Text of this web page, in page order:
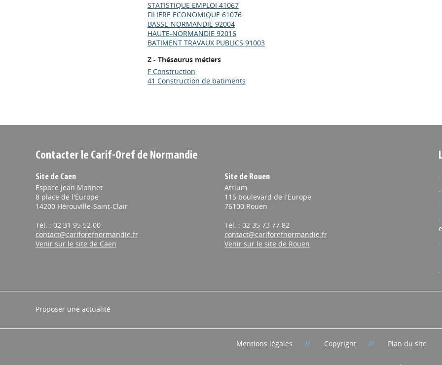
STATISTIQUE EMPLOI 41067
FILIERE ECONOMIQUE 61076
BASSE-NORMANDIE 92004
HAUTE-NORMANDIE 92016
BATIMENT TRAVAUX PUBLICS 91003
Z - Thésaurus métiers
F Construction
41 Construction de batiments
Contacter le Carif-Oref de Normandie
Site de Caen
Espace Jean Monnet
8 place de l'Europe
14200 Hérouville-Saint-Clair
Tél. : 02 31 95 52 00
contact@cariforefnormandie.fr
Venir sur le site de Caen
Site de Rouen
Atrium
115 boulevard de l'Europe
76100 Rouen
Tél. : 02 35 73 77 82
contact@cariforefnormandie.fr
Venir sur le site de Rouen
Proposer une actualité
Mentions légales Copyright Plan du site